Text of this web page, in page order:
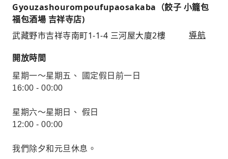
Gyouzashourompoufupaosakaba（餃子 小籠包
福包酒場 吉祥寺店)
武藏野市吉祥寺南町1-1-4 三河屋大廈2樓
導航
開放時間
星期一～星期五、 國定假日前一日
16:00 - 00:00
星期六～星期日、 假日
12:00 - 00:00
我們除夕和元旦休息。